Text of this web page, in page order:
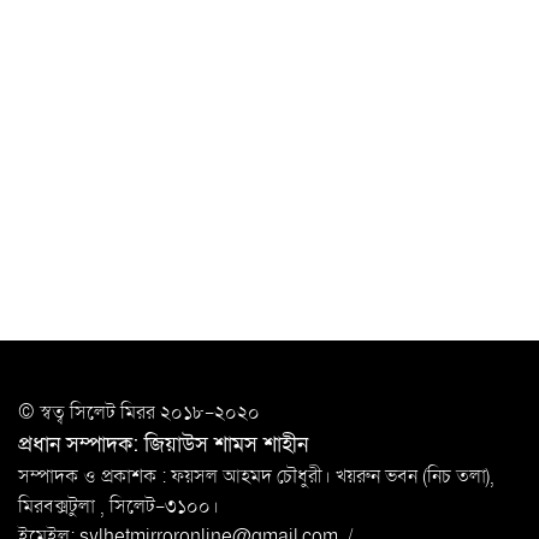
মানববন্ধন
রপ্তানি বৃদ্ধিতে ক্ষুদ্র উদ্যোক্তাদের মেলা বুথ ভাড়া মওকুফ :
বাণিজ্যমন্ত্রী
© স্বত্ব সি‌লেট মিরর ২০১৮-২০২০
প্রধান সম্পাদক: জিয়াউস শামস শাহীন
সম্পাদক ও প্রকাশক : ফয়সল আহমদ চৌধুরী। খয়রুন ভবন (নিচ তলা),
মিরবক্সটুলা ,সি‌লেট-৩১০০।